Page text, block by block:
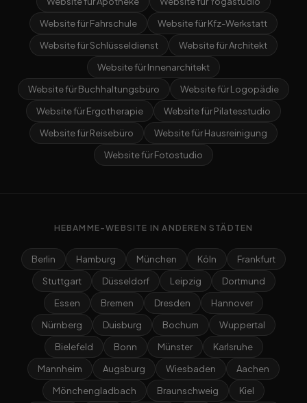
Website für Fahrschule
Website für Kfz-Werkstatt
Website für Schlüsseldienst
Website für Architekt
Website für Innenarchitekt
Website für Buchhaltungsbüro
Website für Logopädie
Website für Ergotherapie
Website für Pilatesstudio
Website für Reisebüro
Website für Hausreinigung
Website für Fotostudio
HEBAMME-WEBSITE IN ANDEREN STÄDTEN
Berlin Hamburg München Köln
Frankfurt
Stuttgart
Düsseldorf Leipzig
Dortmund
Essen
Bremen Dresden
Hannover
Nürnberg
Duisburg Bochum
Wuppertal
Bielefeld
Bonn Münster
Karlsruhe
Mannheim
Augsburg Wiesbaden
Aachen
Mönchengladbach
Braunschweig Kiel